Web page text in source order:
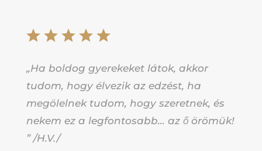
„Ha boldog gyerekeket látok, akkor
tudom, hogy élvezik az edzést, ha
megölelnek tudom, hogy szeretnek, és
nekem ez a legfontosabb… az ő örömük!
” /H.V./